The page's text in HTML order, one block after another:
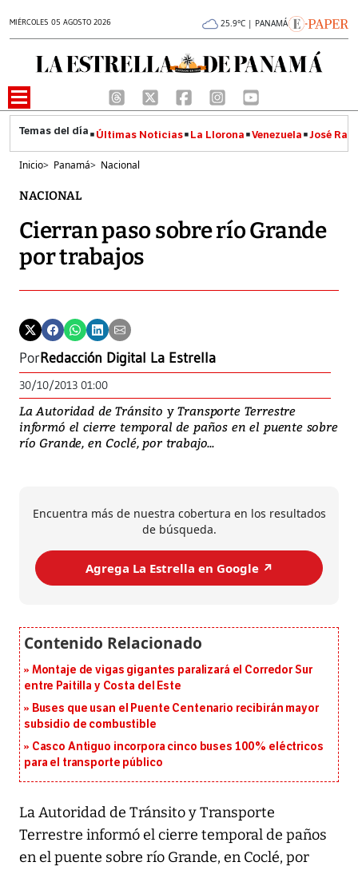
MIÉRCOLES 05 AGOSTO 2026 25.9°C | PANAMÁ
Últimas Noticias La Llorona Venezuela José
Inicio> Panamá> Nacional
NACIONAL
Cierran paso sobre río Grande
por trabajos
PorRedacción Digital La Estrella
30/10/2013 01:00
La Autoridad de Tránsito y Transporte Terrestre
informó el cierre temporal de paños en el puente sobre
río Grande, en Coclé, por trabajo...
Encuentra más de nuestra cobertura en los resultados
de búsqueda.
Agrega La Estrella en Google ↗️
Montaje de vigas gigantes paralizará el Corredor Sur
entre Paitilla y Costa del Este
Buses que usan el Puente Centenario recibirán mayor
subsidio de combustible
Casco Antiguo incorpora cinco buses 100% eléctricos
para el transporte público
La Autoridad de Tránsito y Transporte
Terrestre informó el cierre temporal de paños
en el puente sobre río Grande, en Coclé, por